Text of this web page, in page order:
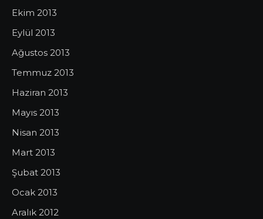
Ekim 2013
Eylül 2013
Ağustos 2013
Temmuz 2013
Haziran 2013
Mayıs 2013
Nisan 2013
Mart 2013
Şubat 2013
Ocak 2013
Aralık 2012